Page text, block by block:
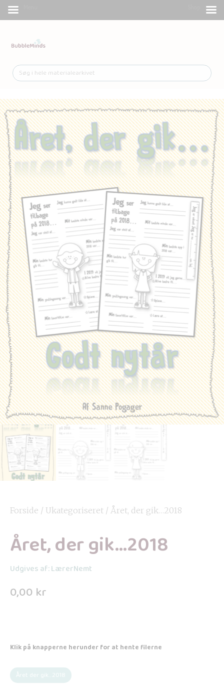
Forside / Ukategoriseret / Året, der gik…2018
Året, der gik…2018
Udgives af: LærerNemt
0,00 kr
Klik på knapperne herunder for at hente filerne
Året der gik...2018